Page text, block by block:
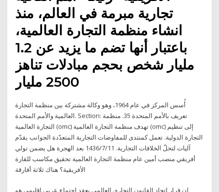
تجارية مبرمة في العالم، منذ
انشاء منظمة التجارة العالمية،
باعتبار أنها تضم ما يزيد عن 1.2
مليار شخص بحجم مبادلات تناهز
2500 مليار
أُسس المركز في عام 1964، وهو وكالة مشتركة بين منظمة التجارة
العالمية والأمم المتحدة. Section: تعريف بالأمم المتحدة 35. منظمة
التجارة العالمية (omc) تهدف منظمة التجارة العالمية (omc) إلى تنظيم
التجارة الدولية. تعمل كمنتدى للمفاوضات التجارية المتعدّدة الجوانب يقدّم
آليات لتحلّ الخلافات التجارية. 11‏‏/7‏‏/1436 بعد الهجرة هل يضمن تولي
أفريقي منصب أمين عام منظمة التجارة العالمية تحقيق مكاسب للقارة
الأفريقية؟ هناك ثلاثة أفارقة
ان قرار اتحاد القانون التجاري العالمي بعقد اجتماع عربي اقليمي هو